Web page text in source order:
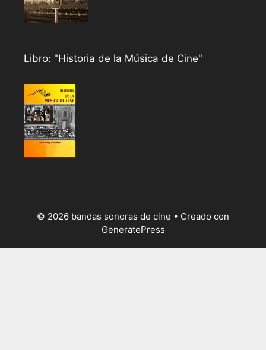
Libro: "Historia de la Música de Cine"
© 2026 bandas sonoras de cine • Creado con
GeneratePress